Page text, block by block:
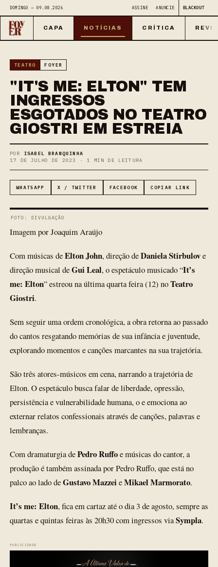
DOMINGO — 09.08.2026 ASSINE ANUNCIE BLACKOUT
CAPA NOTÍCIAS CRÍTICA
TEATRO FOYER
"IT'S ME: ELTON" TEM
INGRESSOS
ESGOTADOS NO TEATRO
GIOSTRI EM ESTREIA
POR ISABEL BRANQUINHA
17 DE JULHO DE 2023 · 1 MIN DE LEITURA
WHATSAPP X / TWITTER FACEBOOK COPIAR LINK
FOTO: DIVULGAÇÃO
Imagem por Joaquim Araújo
Com músicas deElton John, direção deDaniela Stirbulove
direção musical deGui Leal, o espetáculo musicado “It’s
me: Elton” estreou na última quarta feira (12) noTeatro
Giostri.
Sem seguir uma ordem cronológica, a obra retorna ao passado
do cantos resgatando memórias de sua infância e juventude,
explorando momentos e canções marcantes na sua trajetória.
São três atores-músicos em cena, narrando a trajetória de
Elton. O espetáculo busca falar de liberdade, opressão,
persistência e vulnerabilidade humana, o e emociona ao
externar relatos confessionais através de canções, palavras e
lembranças.
Com dramaturgia dePedro Ruffoe músicas do cantor, a
produção é também assinada por Pedro Ruffo, que está no
palco ao lado deGustavo MazzeieMikael Marmorato.
It’s me: Elton, fica em cartaz até o dia 3 de agosto, sempre as
quartas e quintas feiras às 20h30 com ingressos viaSympla.
PUBLICIDADE